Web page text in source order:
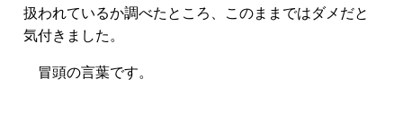
扱われているか調べたところ、このままではダメだと
気付きました。
冒頭の言葉です。